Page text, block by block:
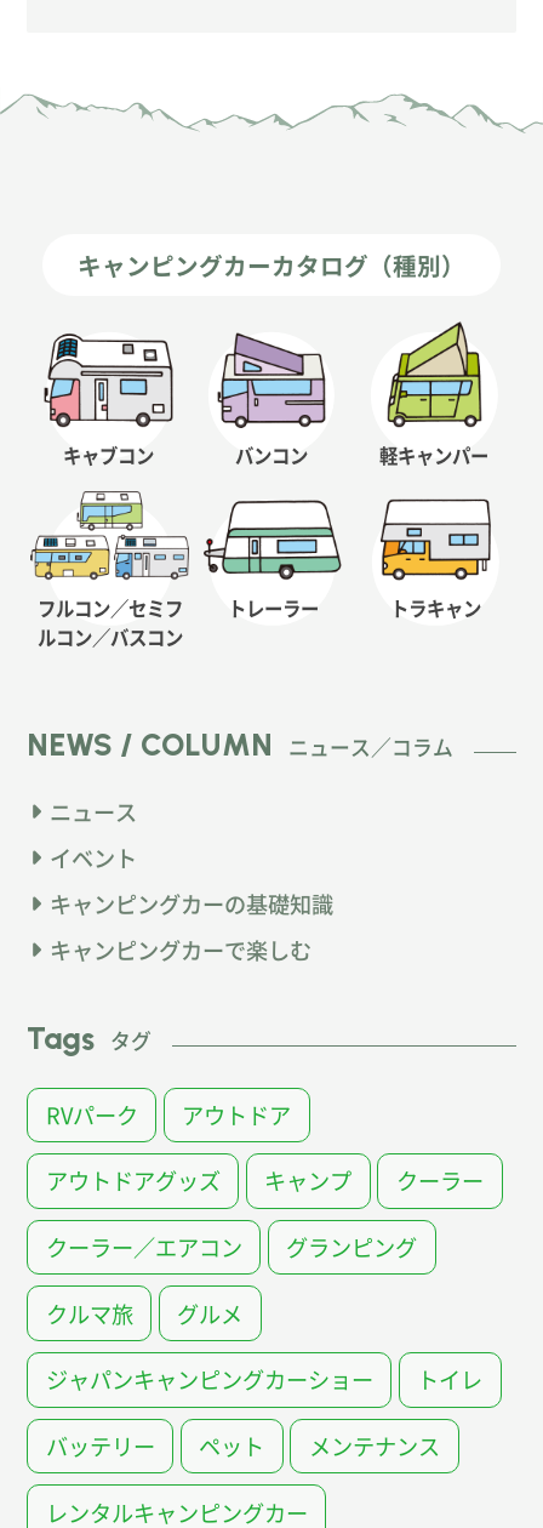
キャンピングカーカタログ（種別）
キャブコン バンコン 軽キャンパー
フルコン／セミフ
ルコン／バスコン
トレーラー トラキャン
NEWS / COLUMN ニュース／コラム
ニュース
イベント
キャンピングカーの基礎知識
キャンピングカーで楽しむ
Tags タグ
RVパーク アウトドア
アウトドアグッズ キャンプ クーラー
クーラー／エアコン グランピング
クルマ旅 グルメ
ジャパンキャンピングカーショー トイレ
バッテリー ペット メンテナンス
レンタルキャンピングカー